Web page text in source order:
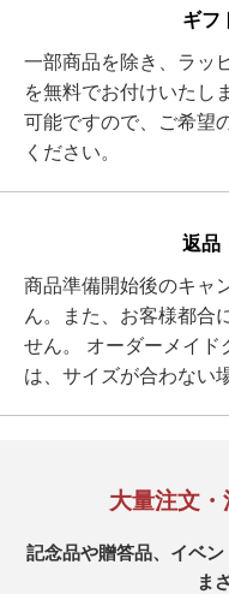
ギフ
一部商品を除き、ラッ
を無料でお付けいたし
可能ですので、ご希望
ください。
返品
商品準備開始後のキャ
ん。また、お客様都合
せん。 オーダーメイド
は、サイズが合わない
大量注文
記念品や贈答品、イベ
ま